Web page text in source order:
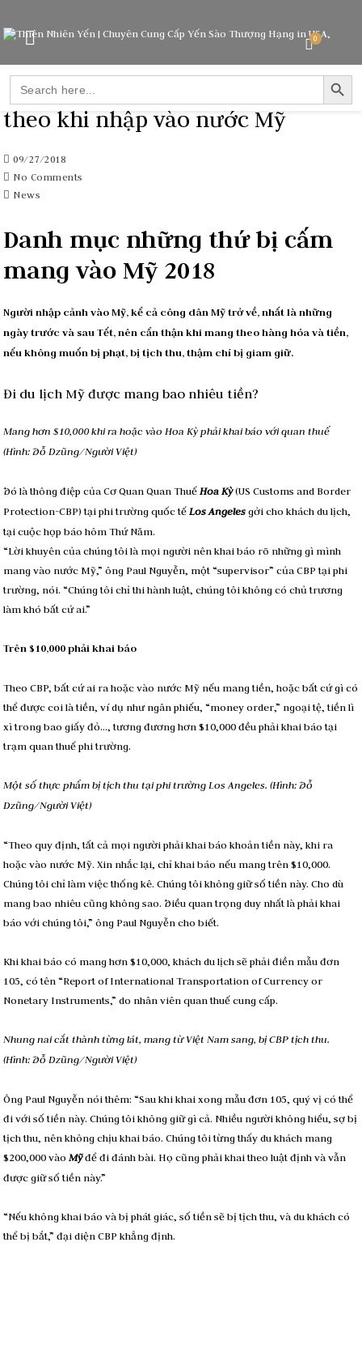
Search
for:
SEARCH
0
Những thứ bị cấm và cho mang
theo khi nhập vào nước Mỹ
09/27/2018
No Comments
News
Danh mục những thứ bị cấm
mang vào Mỹ 2018
Người nhập cảnh vào Mỹ, kể cả công dân Mỹ trở về, nhất là những
ngày trước và sau Tết, nên cẩn thận khi mang theo hàng hóa và tiền,
nếu không muốn bị phạt, bị tịch thu, thậm chí bị giam giữ.
Đi du lịch Mỹ được mang bao nhiêu tiền?
Mang hơn $10,000 khi ra hoặc vào Hoa Kỳ phải khai báo với quan thuế
(Hình: Ðỗ Dzũng/Người Việt)
Ðó là thông điệp của Cơ Quan Quan Thuế Hoa Kỳ(US Customs and Border
Protection-CBP) tại phi trường quốc tế Los Angelesgởi cho khách du lịch,
tại cuộc họp báo hôm Thứ Năm.
“Lời khuyên của chúng tôi là mọi người nên khai báo rõ những gì mình
mang vào nước Mỹ,” ông Paul Nguyễn, một “supervisor” của CBP tại phi
trường, nói. “Chúng tôi chỉ thi hành luật, chúng tôi không có chủ trương
làm khó bất cứ ai.”
Trên $10,000 phải khai báo
Theo CBP, bất cứ ai ra hoặc vào nước Mỹ nếu mang tiền, hoặc bất cứ gì có
thể được coi là tiền, ví dụ như ngân phiếu, “money order,” ngoại tệ, tiền lì
xì trong bao giấy đỏ…, tương đương hơn $10,000 đều phải khai báo tại
trạm quan thuế phi trường.
Một số thực phẩm bị tịch thu tại phi trường Los Angeles. (Hình: Ðỗ
Dzũng/Người Việt)
“Theo quy định, tất cả mọi người phải khai báo khoản tiền này, khi ra
hoặc vào nước Mỹ. Xin nhắc lại, chỉ khai báo nếu mang trên $10,000.
Chúng tôi chỉ làm việc thống kê. Chúng tôi không giữ số tiền này. Cho dù
mang bao nhiêu cũng không sao. Ðiều quan trọng duy nhất là phải khai
báo với chúng tôi,” ông Paul Nguyễn cho biết.
Khi khai báo có mang hơn $10,000, khách du lịch sẽ phải điền mẫu đơn
105, có tên “Report of International Transportation of Currency or
Nonetary Instruments,” do nhân viên quan thuế cung cấp.
Nhung nai cắt thành từng lát, mang từ Việt Nam sang, bị CBP tịch thu.
(Hình: Ðỗ Dzũng/Người Việt)
Ông Paul Nguyễn nói thêm: “Sau khi khai xong mẫu đơn 105, quý vị có thể
đi với số tiền này. Chúng tôi không giữ gì cả. Nhiều người không hiểu, sợ bị
tịch thu, nên không chịu khai báo. Chúng tôi từng thấy du khách mang
$200,000 vào Mỹđể đi đánh bài. Họ cũng phải khai theo luật định và vẫn
được giữ số tiền này.”
“Nếu không khai báo và bị phát giác, số tiền sẽ bị tịch thu, và du khách có
thể bị bắt,” đại diện CBP khẳng định.